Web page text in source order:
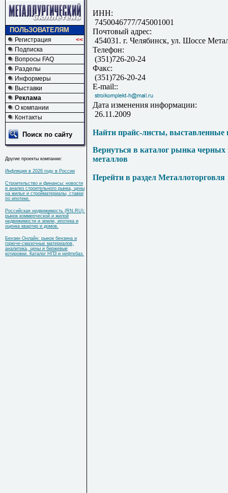
ПОЛЬЗОВАТЕЛЯМ
Регистрация
<<
Подписка
Вопросы FAQ
Разделы
Информеры
Выставки
Реклама
О компании
Контакты
Поиск по сайту
Другие проекты компании:
Инфляция в 2026 году в России
Строительство и финансы: новости
и анализ строительного рынка, цены
на жилье и стройматериалы, ставки
по ипотеке.
Российская недвижимость (RN.RU):
рынок коммерческой и жилой
недвижимости и земли, ипотека и
оценка квартир и домов.
Бензин Онлайн: рынок бензина и
горюче-смазочных материалов,
аналитика, цены и биржевые
котировки. Каталог НПЗ и нефтебаз.
ИНН:
7450046777/745001001
Почтовый адрес:
454031. г. Челябинск, ул. Шоссе
Телефон:
(351)726-20-24
Факс:
(351)726-20-24
E-mail::
Дата изменения информации:
26.11.2009
Найти прайс-листы, выставленные
Вернуться в каталог рынка
металлов
Перейти в раздел Металлоторговля